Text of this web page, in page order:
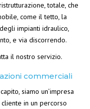
totale, che
come il tetto, la
impianti idraulico,
e via discorrendo.
il nostro servizio.
commerciali
siamo un’impresa
in un percorso